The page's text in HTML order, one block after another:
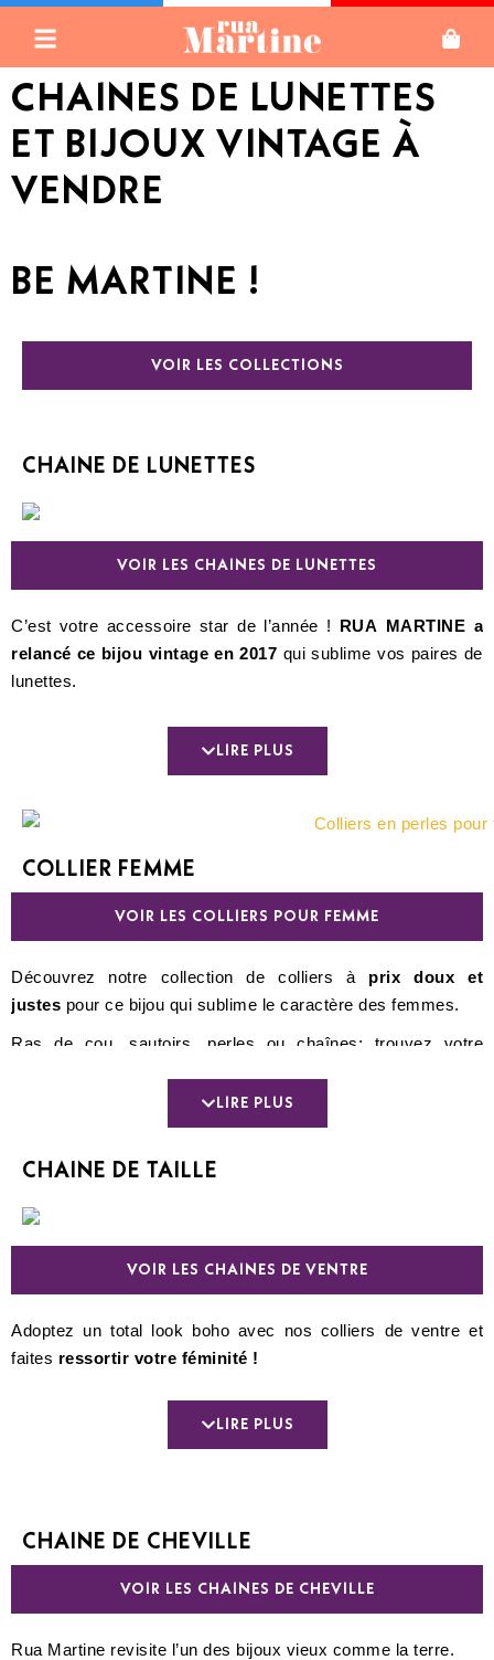
CHAINES DE LUNETTES
ET BIJOUX VINTAGE À
VENDRE
BE MARTINE !
VOIR LES COLLECTIONS
CHAINE DE LUNETTES
VOIR LES CHAINES DE LUNETTES
C’est votre accessoire star de l’année ! RUA MARTINE a
relancé ce bijou vintage en 2017 qui sublime vos paires de
lunettes.
pierres naturelles et semi-précieuses.
collier le soir grâce à notre
système de double fermoirs
LIRE PLUS
COLLIER FEMME
VOIR LES COLLIERS POUR FEMME
Découvrez notre collection de colliers à prix doux et
justes pour ce bijou qui sublime le caractère des femmes.
Ras de cou, sautoirs, perles ou chaînes: trouvez votre
LIRE PLUS
CHAINE DE TAILLE
VOIR LES CHAINES DE VENTRE
Adoptez un total look boho avec nos colliers de ventre et
faites ressortir votre féminité !
En plus de cela, c’est aussi l’occasion d’accorder votre
chaine de taille en plaqué or ou en argent avec votre piercing
LIRE PLUS
CHAINE DE CHEVILLE
VOIR LES CHAINES DE CHEVILLE
Rua Martine revisite l’un des bijoux vieux comme la terre.